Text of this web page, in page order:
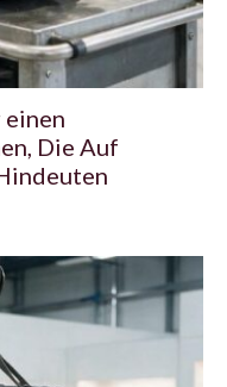
Die Auf